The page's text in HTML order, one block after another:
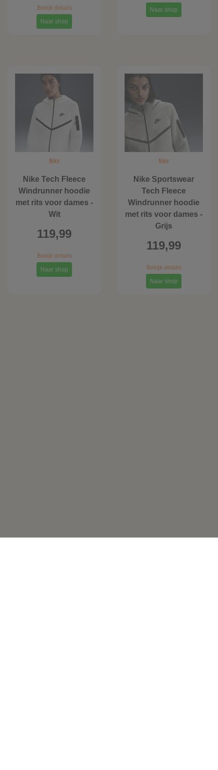
Bekijk details
Naar shop
Naar shop
Nike
Nike Tech Fleece
Windrunner hoodie
met rits voor dames -
Wit
119,99
Bekijk details
Naar shop
Nike
Nike Sportswear
Tech Fleece
Windrunner hoodie
met rits voor dames -
Grijs
119,99
Bekijk details
Naar shop